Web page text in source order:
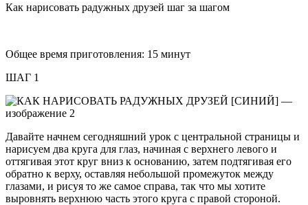
Как нарисовать радужных друзей шаг за шагом
Общее время приготовления: 15 минут
ШАГ 1
Давайте начнем сегодняшний урок с центральной страницы и
нарисуем два круга для глаз, начиная с верхнего левого и
оттягивая этот круг вниз к основанию, затем подтягивая его
обратно к верху, оставляя небольшой промежуток между
глазами, и рисуя то же самое справа, так что мы хотите
выровнять верхнюю часть этого круга с правой стороной.